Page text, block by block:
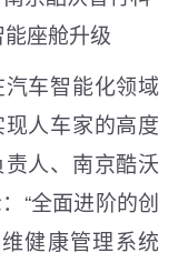
座舱升级
车智能化领域
人车家的高度
人、南京酷沃
“全面进阶的创
健康管理系统